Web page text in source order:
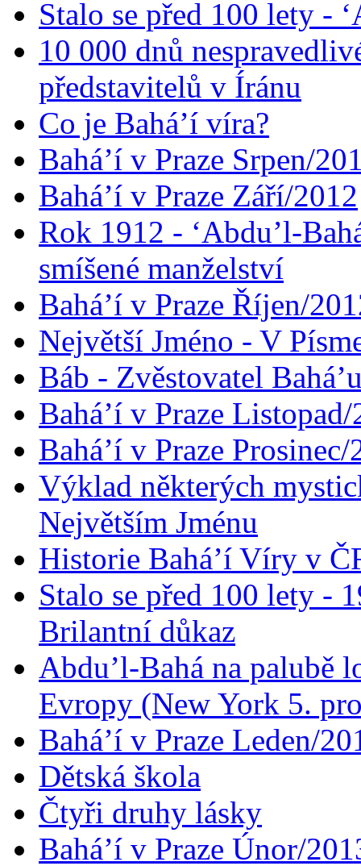
Stalo se před 100 lety -
10 000 dnů
představitelů v Íránu
Co je Bahá’í víra?
Bahá’í v Praze Srpen/
Bahá’í v Praze Září/2012
Rok 1912 - ‘Abdu’l-
smíšené manželství
Bahá’í v Praze Říjen/
Největší Jméno - V
Báb - Zvěstovatel
Bahá’í v Praze
Bahá’í v Praze Prosinec/
Výklad některých
Největším Jménu
Historie Bahá’í Víry v
Stalo se před 100 lety -
Brilantní důkaz
Abdu’l-Bahá na palubě
Evropy (New York 5.
Bahá’í v Praze Leden/
Dětská škola
Čtyři druhy lásky
Bahá’í v Praze Únor/